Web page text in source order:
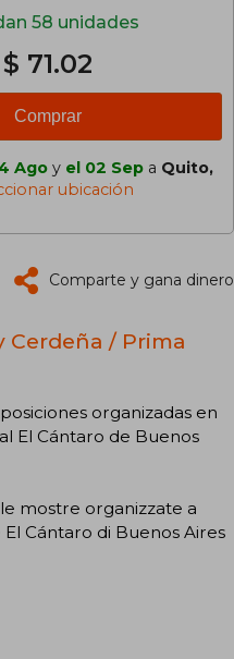
58 unidades
$ 71.02
Comprar
Ago y el 02 Sep a Quito,
ubicación
Comparte y gana dinero
/ Prima
organizadas en
El Cántaro de Buenos
mostre organizzate a
Cántaro di Buenos Aires